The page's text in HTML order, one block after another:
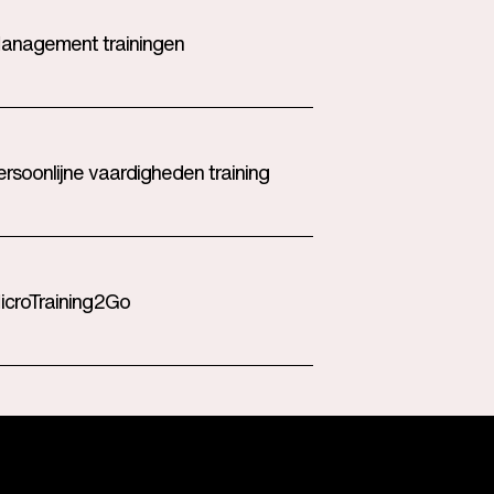
trainingen
vaardigheden training